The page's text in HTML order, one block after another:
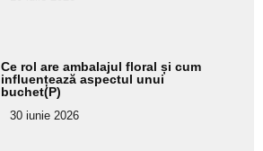
Ce rol are ambalajul floral și cum
influențează aspectul unui
buchet(P)
30 iunie 2026